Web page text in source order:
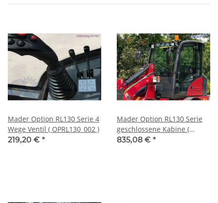
Mader Option RL130 Serie 4
Wege Ventil ( OPRL130_002 )
219,20 € *
Mader Option RL130 Serie
geschlossene Kabine (
OPRL130_001 )
835,08 € *